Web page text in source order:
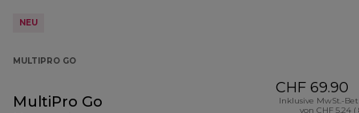
NEU
MULTIPRO GO
MultiPro Go
CHF 69.90
Inklusive MwSt.-
von CHF 5.24 (